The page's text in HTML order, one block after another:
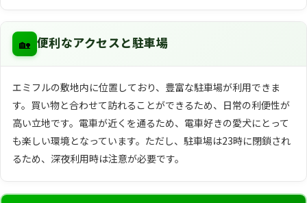
🏡 便利なアクセスと駐車場
エミフルの敷地内に位置しており、豊富な駐車場が利用できま
す。買い物と合わせて訪れることができるため、日常の利便性が
高い立地です。電車が近くを通るため、電車好きの愛犬にとって
も楽しい環境となっています。ただし、駐車場は23時に閉鎖され
るため、深夜利用時は注意が必要です。